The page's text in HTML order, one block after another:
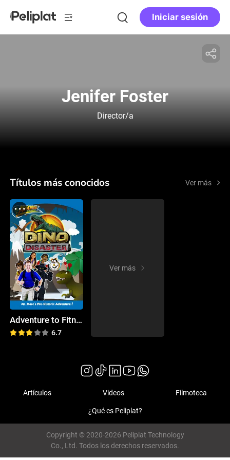
Iniciar sesión
Jenifer Foster
Director/a
Títulos más conocidos Ver más
Adventure to Fitness
6.7
Ver más
Artículos Videos Filmoteca
¿Qué es Peliplat?
Copyright © 2020-2026 Peliplat Technology
Co., Ltd. Todos los derechos reservados.